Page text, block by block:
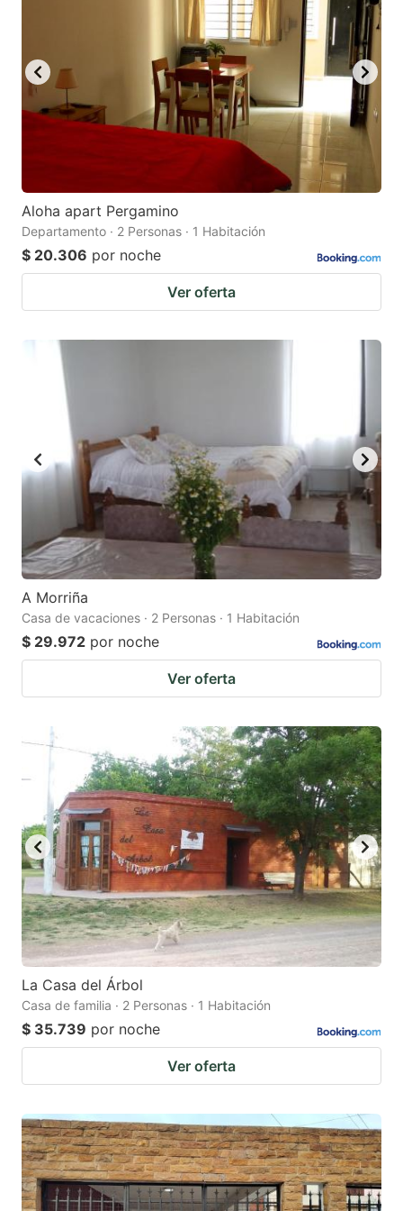
get
the
for
changing
dates.
mark
key
to
get
the
keyboard
shortcuts
changing
Aloha apart Pergamino
Departamento · 2 Personas · 1 Habitación
$ 20.306 por noche
Ver oferta
A Morriña
Casa de vacaciones · 2 Personas · 1 Habitación
$ 29.972 por noche
Ver oferta
La Casa del Árbol
Casa de familia · 2 Personas · 1 Habitación
$ 35.739 por noche
Ver oferta